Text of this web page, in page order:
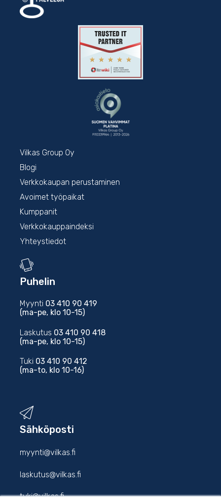
Vilkas Group Oy
Blogi
Verkkokaupan perustaminen
Avoimet työpaikat
Kumppanit
Verkkokauppaindeksi
Yhteystiedot
Puhelin
Myynti 03 410 90 419
(ma-pe, klo 10-15)
Laskutus 03 410 90 418
(ma-pe, klo 10-15)
Tuki 03 410 90 412
(ma-to, klo 10-16)
Sähköposti
myynti@vilkas.fi
laskutus@vilkas.fi